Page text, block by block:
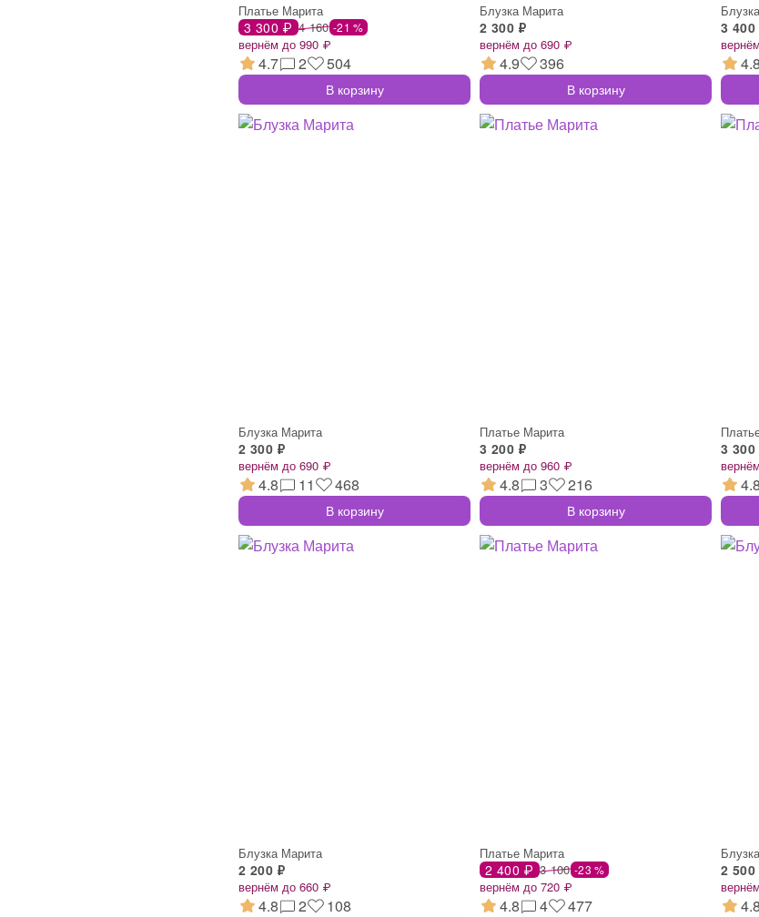
Платье Марита
3 300 ₽ 4 160 -21 %
вернём до 990 ₽
4.7 2 504
В корзину
Блузка Марита
2 300 ₽
вернём до 690 ₽
4.9 396
В корзину
3 400
4.8
Блузка Марита
2 300 ₽
вернём до 690 ₽
4.8 11 468
В корзину
Платье Марита
3 200 ₽
вернём до 960 ₽
4.8 3 216
В корзину
3 300
4.8
Блузка Марита
2 200 ₽
вернём до 660 ₽
4.8 2 108
Платье Марита
2 400 ₽ 3 100 -23 %
вернём до 720 ₽
4.8 4 477
2 500
4.8